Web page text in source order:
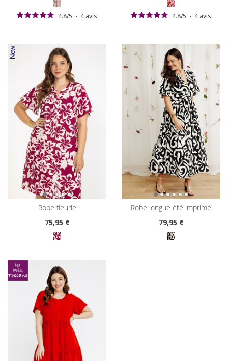
4.8/5 - 4 avis 4.8/5 - 4 avis
robe fleurie
75,95 €
robe longue été imprimé
79,95 €